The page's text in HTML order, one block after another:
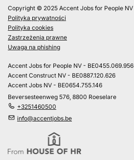
Copyright © 2025 Accent Jobs for People NV
Polityka prywatności
Polityka cookies
Zastrzeżenia prawne
Uwaga na phishing
Accent Jobs for People NV - BE0455.069.956
Accent Construct NV - BE0887.120.626
Accent Jobs NV - BE0654.755.146
Beversesteenweg 576, 8800 Roeselare
+3251460500
info@accentjobs.be